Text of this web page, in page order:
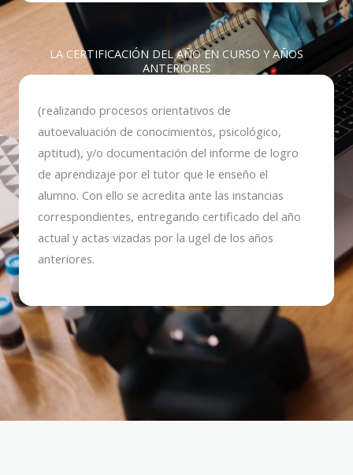
LA CERTIFICACIÓN DEL AÑO EN CURSO Y AÑOS
ANTERIORES
(realizando procesos orientativos de
autoevaluación de conocimientos, psicológico,
aptitud), y/o documentación del informe de logro
de aprendizaje por el tutor que le enseño el
alumno. Con ello se acredita ante las instancias
correspondientes, entregando certificado del año
actual y actas vizadas por la ugel de los años
anteriores.